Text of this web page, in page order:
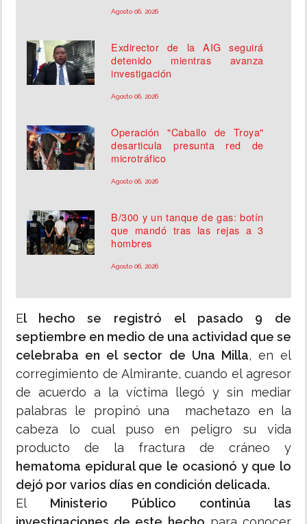
Agosto 06, 2026
Exdirector de la AIG seguirá
detenido mientras avanza
investigación
Agosto 06, 2026
Operación "Caballo de Troya"
desarticula presunta red de
microtráfico
Agosto 06, 2026
B/300 y un tanque de gas: botín
que mandó tras las rejas a 3
hombres
Agosto 06, 2026
El hecho se registró el pasado 9 de
septiembre en medio de una actividad que se
celebraba en el sector de Una Milla, en el
corregimiento de Almirante, cuando el agresor
de acuerdo a la víctima llegó y sin mediar
palabras le propinó una machetazo en la
cabeza lo cual puso en peligro su vida
producto de la fractura de cráneo y
hematoma epidural que le ocasionó y que lo
dejó por varios días en condición delicada.
El Ministerio Público continúa las